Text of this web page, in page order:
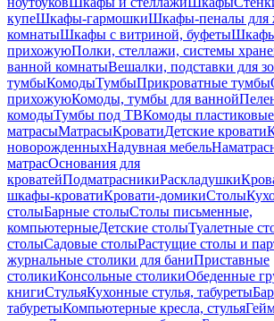
купеШкафы-гармошкиШкафы-пеналы для
комнатыШкафы с витриной, буфеты
прихожуюПолки, стеллажи, системы
ванной комнатыВешалки, подставки для
тумбыКомодыТумбыПрикроватные тумбы
прихожуюКомоды, тумбы для ванной
комодыТумбы под ТВКомоды пластиковые
матрасыМатрасыКроватиДетские кровати
новорожденныхНадувная мебель
матрасОснования для
кроватейПодматрасникиРаскладушки
шкафы-кроватиКровати-домикиСтолы
столыБарные столыСтолы письменные,
компьютерныеДетские столыТуалетные
столыСадовые столыРастущие столы и
журнальные столики для баниПриставные
столикиКонсольные столикиОбеденные
книгиСтульяКухонные стулья, табуреты
табуретыКомпьютерные кресла, стулья